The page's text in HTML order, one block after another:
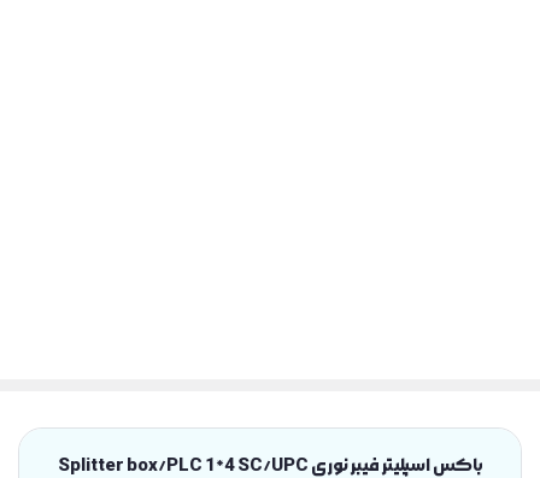
باکس اسپلیتر فیبر نوری Splitter box/PLC 1*4 SC/UPC